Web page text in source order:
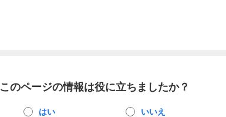
このページの情報は役に立ちましたか？
はい いいえ